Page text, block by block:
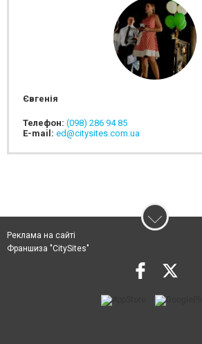
Євгенія
Телефон: (098) 286 94 85
E-mail: ed@citysites.com.ua
Реклама на сайті
Франшиза "CitySites"